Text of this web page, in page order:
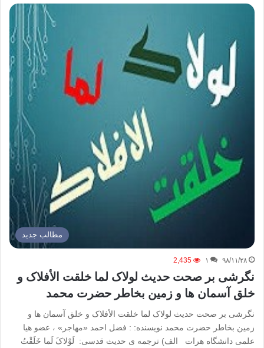
مطالب جدید
۹۸/۱۱/۲۸ ۱ 2,435
نگرشی بر صحت حدیث لولاک لما خلقت الأفلاک و
خلق آسمان ها و زمین بخاطر حضرت محمد
نگرشی بر صحت حدیث لولاک لما خلقت الأفلاک و خلق آسمان ها و
زمین بخاطر حضرت محمد نویسنده: : فضل احمد «مهاجر» ، عضو هیا
علمی دانشگاه هرات الف) ترجمه ی حدیث قدسی: لَوْلاکَ لَما خَلَقْتُ